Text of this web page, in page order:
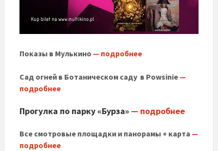
Показы в Мулькино — подробнее
Сад огней в Ботаническом саду в Powsinie —
подробнее
Прогулка по парку «Бурза» — подробнее
Все смотровые площадки и панорамы + карта —
подробнее